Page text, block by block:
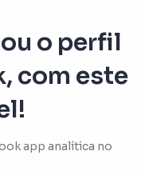
o perfil
com este
app analítica no